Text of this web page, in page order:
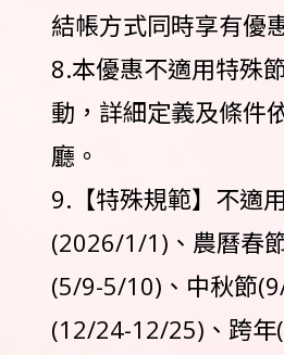
結帳方式同時享有優
8.本優惠不適用特殊
動，詳細定義及條件
廳。
9.【特殊規範】不適
(2026/1/1)、農曆春
(5/9-5/10)、中秋節
(12/24-12/25)、跨年